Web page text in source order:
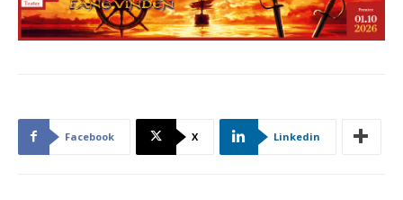
Facebook X Linkedin